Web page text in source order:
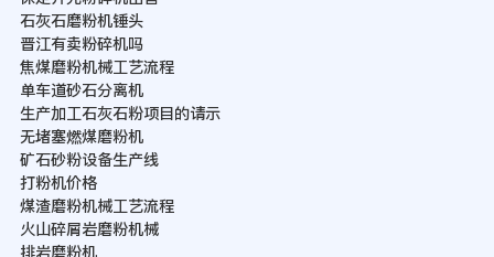
石灰石磨粉机锤头
晋江有卖粉碎机吗
焦煤磨粉机械工艺流程
单车道砂石分离机
生产加工石灰石粉项目的请示
无堵塞燃煤磨粉机
矿石砂粉设备生产线
打粉机价格
煤渣磨粉机械工艺流程
火山碎屑岩磨粉机械